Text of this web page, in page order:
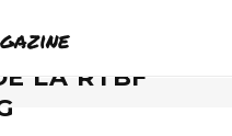
LA RTBF